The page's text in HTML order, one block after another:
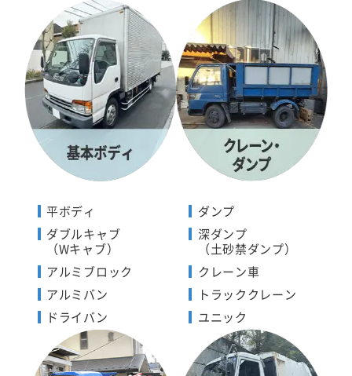
平ボディ
ダブルキャブ
（Wキャブ）
アルミブロック
アルミバン
ドライバン
ダンプ
深ダンプ
（土砂禁ダンプ）
クレーン車
トラッククレーン
ユニック